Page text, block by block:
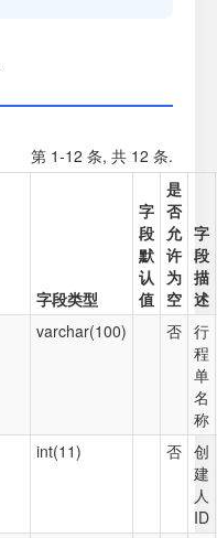
第 1-12 条, 共 12 条.
字段类型
字
段
默
认
值
是
否
允
许
为
空
字
段
描
述
varchar(100) 否 行
程
单
名
称
int(11) 否 创
建
人
ID